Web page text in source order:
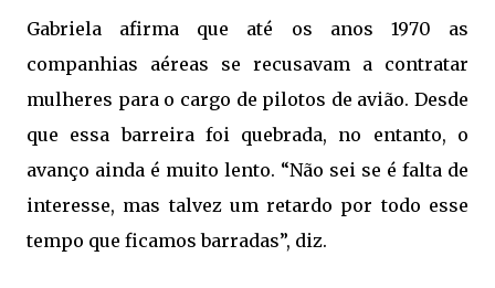
Gabriela afirma que até os anos 1970 as
companhias aéreas se recusavam a contratar
mulheres para o cargo de pilotos de avião. Desde
que essa barreira foi quebrada, no entanto, o
avanço ainda é muito lento. “Não sei se é falta de
interesse, mas talvez um retardo por todo esse
tempo que ficamos barradas”, diz.